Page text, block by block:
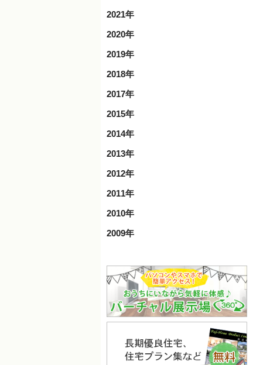
2021年
2020年
2019年
2018年
2017年
2015年
2014年
2013年
2012年
2011年
2010年
2009年